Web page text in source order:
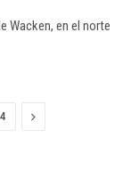
Wacken, en el norte
Next